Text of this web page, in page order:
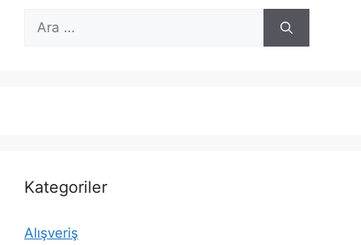
için
Kategoriler
Alışveriş